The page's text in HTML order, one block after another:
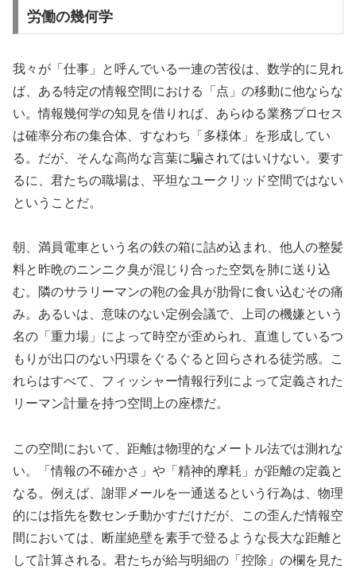
労働の幾何学
我々が「仕事」と呼んでいる一連の苦役は、数学的に見れ
ば、ある特定の情報空間における「点」の移動に他ならな
い。情報幾何学の知見を借りれば、あらゆる業務プロセス
は確率分布の集合体、すなわち「多様体」を形成してい
る。だが、そんな高尚な言葉に騙されてはいけない。要す
るに、君たちの職場は、平坦なユークリッド空間ではない
ということだ。
朝、満員電車という名の鉄の箱に詰め込まれ、他人の整髪
料と昨晩のニンニク臭が混じり合った空気を肺に送り込
む。隣のサラリーマンの鞄の金具が肋骨に食い込むその痛
み。あるいは、意味のない定例会議で、上司の機嫌という
名の「重力場」によって時空が歪められ、直進しているつ
もりが出口のない円環をぐるぐると回らされる徒労感。こ
れらはすべて、フィッシャー情報行列によって定義された
リーマン計量を持つ空間上の座標だ。
この空間において、距離は物理的なメートル法では測れな
い。「情報の不確かさ」や「精神的摩耗」が距離の定義と
なる。例えば、謝罪メールを一通送るという行為は、物理
的には指先を数センチ動かすだけだが、この歪んだ情報空
間においては、断崖絶壁を素手で登るような長大な距離と
して計算される。君たちが給与明細の「控除」の欄を見た